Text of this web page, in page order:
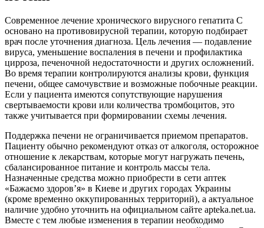
Современное лечение хронического вирусного гепатита С
основано на противовирусной терапии, которую подбирает
врач после уточнения диагноза. Цель лечения — подавление
вируса, уменьшение воспаления в печени и профилактика
цирроза, печеночной недостаточности и других осложнений.
Во время терапии контролируются анализы крови, функция
печени, общее самочувствие и возможные побочные реакции.
Если у пациента имеются сопутствующие нарушения
свертываемости крови или количества тромбоцитов, это
также учитывается при формировании схемы лечения.
Поддержка печени не ограничивается приемом препаратов.
Пациенту обычно рекомендуют отказ от алкоголя, осторожное
отношение к лекарствам, которые могут нагружать печень,
сбалансированное питание и контроль массы тела.
Назначенные средства можно приобрести в сети аптек
«Бажаємо здоров’я» в Киеве и других городах Украины
(кроме временно оккупированных территорий), а актуальное
наличие удобно уточнить на официальном сайте apteka.net.ua.
Вместе с тем любые изменения в терапии необходимо